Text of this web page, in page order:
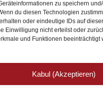
zu speichern
du diesen Technologien
oder eindeutige IDs auf
Einwilligung nicht erteilst oder
und Funktionen beeinträchtigt
Kabul (Akzeptieren)